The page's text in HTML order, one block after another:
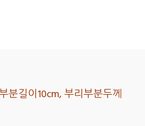
분길이10cm, 부리부분두께